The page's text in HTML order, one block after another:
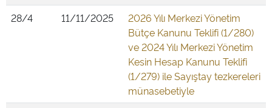
28/4
11/11/2025
2026 Yılı Merkezi Yönetim
Bütçe Kanunu Teklifi (1/280)
ve 2024 Yılı Merkezi Yönetim
Kesin Hesap Kanunu Teklifi
(1/279) ile Sayıştay tezkereleri
münasebetiyle